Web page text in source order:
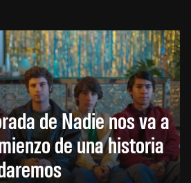
de Nadie nos va a
de una historia